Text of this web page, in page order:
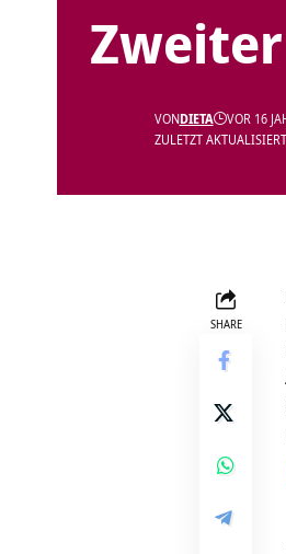
ZULETZT
VONDIETA VOR 16
SHARE